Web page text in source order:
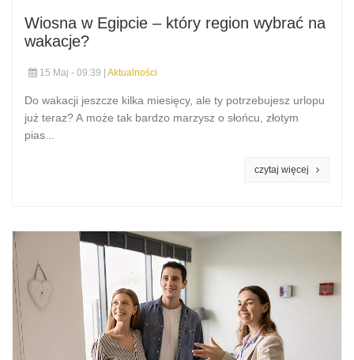
Wiosna w Egipcie – który region wybrać na
wakacje?
15 Maj - 09:39 | Aktualności
Do wakacji jeszcze kilka miesięcy, ale ty potrzebujesz urlopu
już teraz? A może tak bardzo marzysz o słońcu, złotym
pias...